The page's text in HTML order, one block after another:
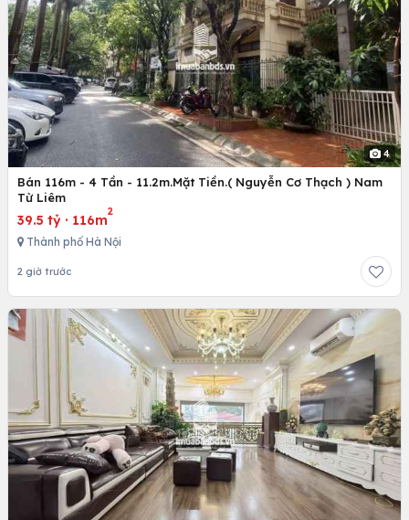
4
Bán 116m - 4 Tần - 11.2m.Mặt Tiền.( Nguyễn Cơ Thạch ) Nam
Từ Liêm
39.5 tỷ · 116m
2
Thành phố Hà Nội
2 giờ trước